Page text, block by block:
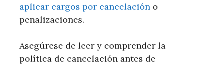
aplicar cargos por cancelación o
penalizaciones.
Asegúrese de leer y comprender la
política de cancelación antes de